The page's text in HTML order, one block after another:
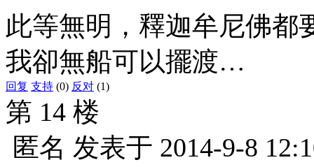
此等無明，釋迦牟尼佛都
我卻無船可以擺渡…
回复 支持 (0) 反对 (1)
第 14 楼
匿名 发表于 2014-9-8